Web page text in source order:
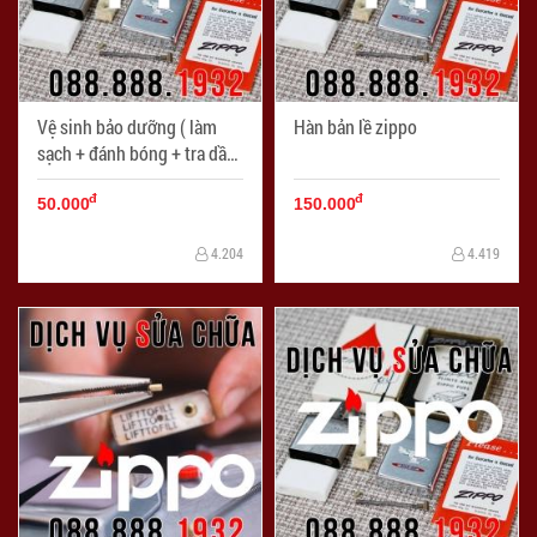
Vệ sinh bảo dưỡng ( làm
sạch + đánh bóng + tra dầu
bảo dưỡng )
50.000đ
4.204
Hàn bản lề zippo
150.000đ
4.419